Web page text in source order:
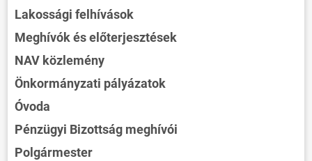
Lakossági felhívások
Meghívók és előterjesztések
NAV közlemény
Önkormányzati pályázatok
Óvoda
Pénzügyi Bizottság meghívói
Polgármester